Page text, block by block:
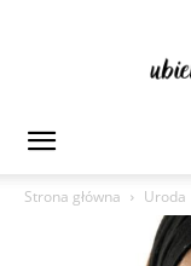
Strona główna
Uroda